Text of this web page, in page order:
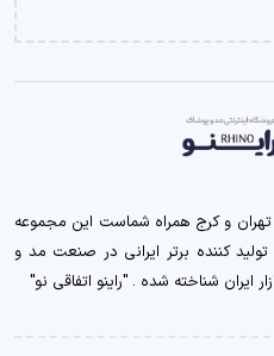
۳ شعبه فعال در تهران و کرج همراه شماست این مجموعه
عنوان تولید کننده برتر ایرانی در صنعت مد و
ایران شناخته شده . "راینو اتفاقی نو"